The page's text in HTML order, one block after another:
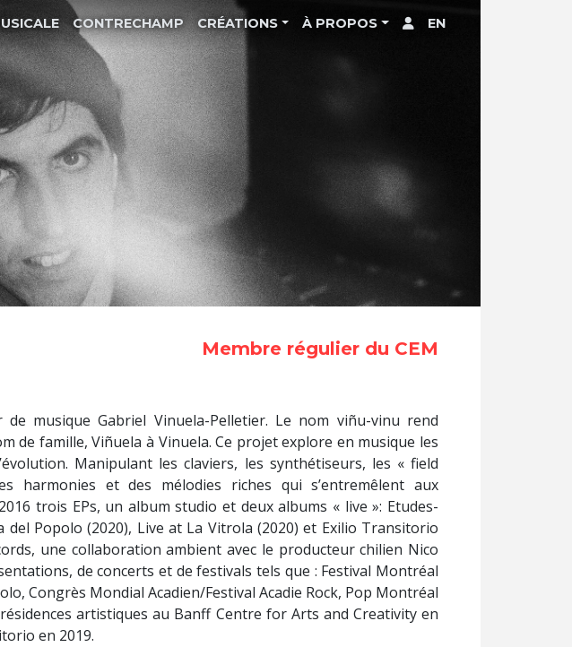
CONTRECHAMP CRÉATIONS À PROPOS EN
Membre régulier du CEM
musique Gabriel Vinuela-Pelletier. Le nom viñu-vinu rend
de famille, Viñuela à Vinuela. Ce projet explore en musique les
Manipulant les claviers, les synthétiseurs, les « field
et des mélodies riches qui s’entremêlent aux
trois EPs, un album studio et deux albums « live »: Etudes-
del Popolo (2020), Live at La Vitrola (2020) et Exilio Transitorio
une collaboration ambient avec le producteur chilien Nico
de concerts et de festivals tels que : Festival Montréal
Congrès Mondial Acadien/Festival Acadie Rock, Pop Montréal
artistiques au Banff Centre for Arts and Creativity en
en 2019.